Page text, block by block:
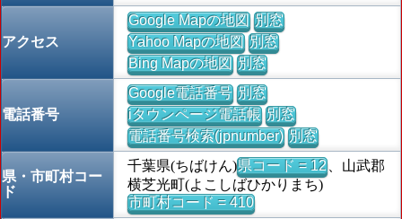
アクセス
Google Mapの地図 別窓
Yahoo Mapの地図 別窓
Bing Mapの地図 別窓
電話番号
Google電話番号 別窓
iタウンページ電話帳 別窓
電話番号検索(jpnumber) 別窓
県・市町村コー
ド
千葉県(ちばけん)県コード = 12、山武郡
横芝光町(よこしばひかりまち)
市町村コード = 410